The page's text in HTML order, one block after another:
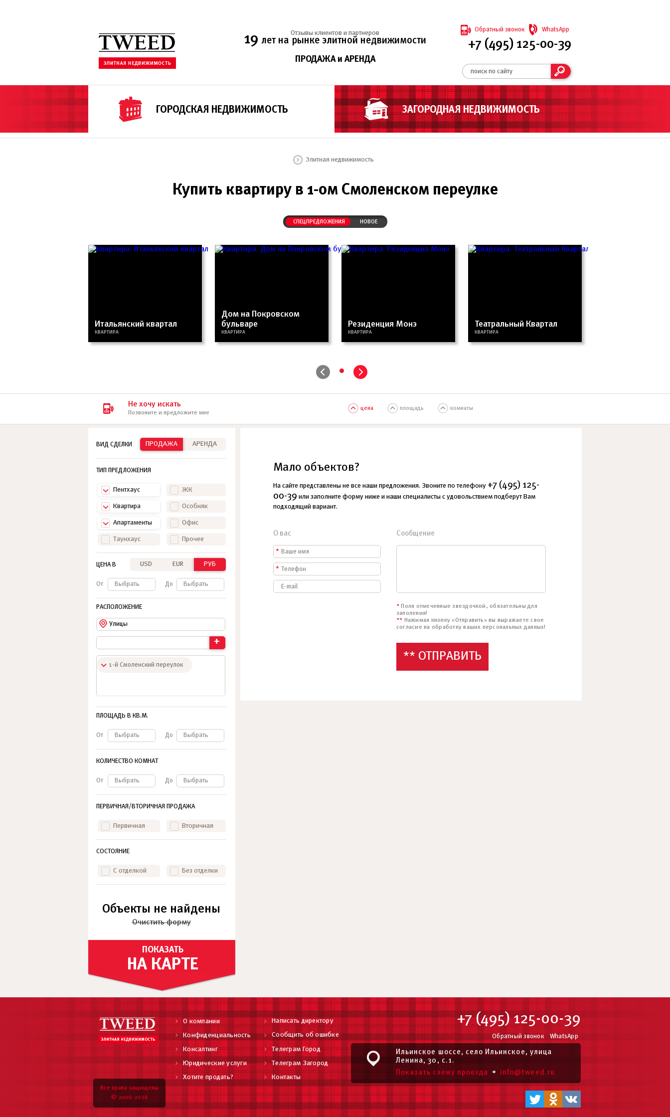
19 лет на рынке элитной недвижимости
Отзывы клиентов и партнеров
ПРОДАЖА и АРЕНДА
Обратный звонок WhatsApp
+7 (495) 125-00-39
ГОРОДСКАЯ НЕДВИЖИМОСТЬ ЗАГОРОДНАЯ НЕДВИЖИМОСТЬ
Элитная недвижимость
Купить квартиру в 1-ом Смоленском переулке
СПЕЦПРЕДЛОЖЕНИЯ НОВОЕ
Итальянский квартал
КВАРТИРА
Дом на Покровском
бульваре
КВАРТИРА
Резиденция Монэ
КВАРТИРА
Театральный Квартал
КВАРТИРА
•
•
Не хочу искать
Позвоните и предложите мне
цена площадь комнаты
ПРОДАЖА АРЕНДА
ВИД СДЕЛКИ
ТИП ПРЕДЛОЖЕНИЯ
Пентхаус
Квартира
Апартаменты
Таунхаус
ЖК
Особняк
Офис
Прочее
USD EUR РУБ
ЦЕНА В
От Выбрать До Выбрать
РАСПОЛОЖЕНИЕ
Улицы
+
1-й Смоленский переулок
ПЛОЩАДЬ В КВ.М.
От Выбрать До Выбрать
КОЛИЧЕСТВО КОМНАТ
От Выбрать До Выбрать
ПЕРВИЧНАЯ/ВТОРИЧНАЯ ПРОДАЖА
Первичная Вторичная
СОСТОЯНИЕ
С отделкой Без отделки
Объекты не найдены
Очистить форму
ПОКАЗАТЬ
НА КАРТЕ
Мало объектов?
На сайте представлены не все наши предложения. Звоните по телефону +7 (495) 125-
00-39 или заполните форму ниже и наши специалисты с удовольствием подберут Вам
подходящий вариант.
О вас
*
*
Сообщение
* Поля отмеченные звездочкой, обязательны для
заполения!
** Нажимая кнопку «Отправить» вы выражаете свое
согласие на обработку ваших персональных данных!
** ОТПРАВИТЬ
Все права защищены
© 2006-2026
О компании
Конфиденциальность
Консалтинг
Юридические услуги
Хотите продать?
Написать директору
Сообщить об ошибке
Телеграм Город
Телеграм Загород
Контакты
+7 (495) 125-00-39
Обратный звонок WhatsApp
Ильинское шоссе, село Ильинское, улица
Ленина, 30, с.1.
Показать схему проезда
• info@tweed.ru